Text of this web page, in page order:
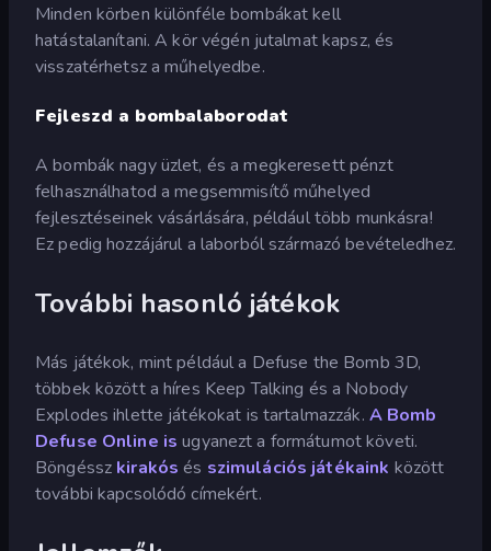
Minden körben különféle bombákat kell
hatástalanítani. A kör végén jutalmat kapsz, és
visszatérhetsz a műhelyedbe.
Fejleszd a bombalaborodat
A bombák nagy üzlet, és a megkeresett pénzt
felhasználhatod a megsemmisítő műhelyed
fejlesztéseinek vásárlására, például több munkásra!
Ez pedig hozzájárul a laborból származó bevételedhez.
További hasonló játékok
Más játékok, mint például a Defuse the Bomb 3D,
többek között a híres Keep Talking és a Nobody
Explodes ihlette játékokat is tartalmazzák. A Bomb
Defuse Online is ugyanezt a formátumot követi.
Böngéssz kirakós és szimulációs játékaink között
további kapcsolódó címekért.